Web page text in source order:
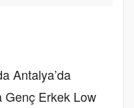
Antalya’da
Genç Erkek Low